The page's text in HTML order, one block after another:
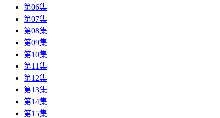
第06集
第07集
第08集
第09集
第10集
第11集
第12集
第13集
第14集
第15集